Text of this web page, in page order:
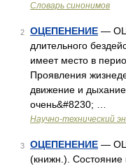
Словарь синонимов
2 ОЦЕПЕНЕНИЕ —
длительного
имеет место в
Проявления
движение и
очень&#8230; …
Научно-технический
3 ОЦЕПЕНЕНИЕ —
(книжн.). Состояние